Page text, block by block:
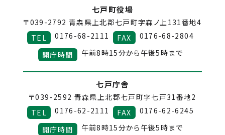
七戸町役場
〒039-2792 青森県上北郡七戸町字森ノ上131番地4
TEL
0176-68-2111 FAX
0176-68-2804
開庁時間
午前8時15分から午後5時まで
七戸庁舎
〒039-2592 青森県上北郡七戸町字七戸31番地2
TEL
0176-62-2111 FAX
0176-62-6245
開庁時間
午前8時15分から午後5時まで